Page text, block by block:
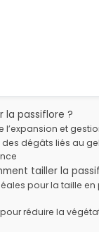
la passiflore ?
l’expansion et
des dégâts liés au
tailler la
pour la taille en
réduire la